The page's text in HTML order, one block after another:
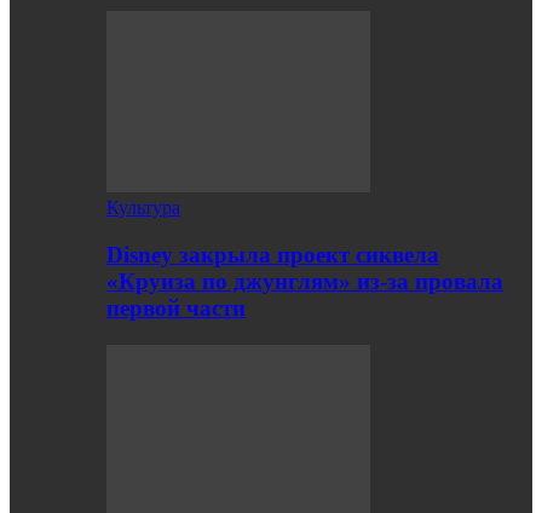
Культура
Disney закрыла проект сиквела
«Круиза по джунглям» из-за провала
первой части